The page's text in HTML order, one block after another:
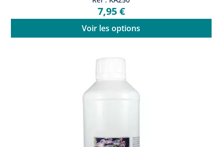
7,95 €
Voir les options